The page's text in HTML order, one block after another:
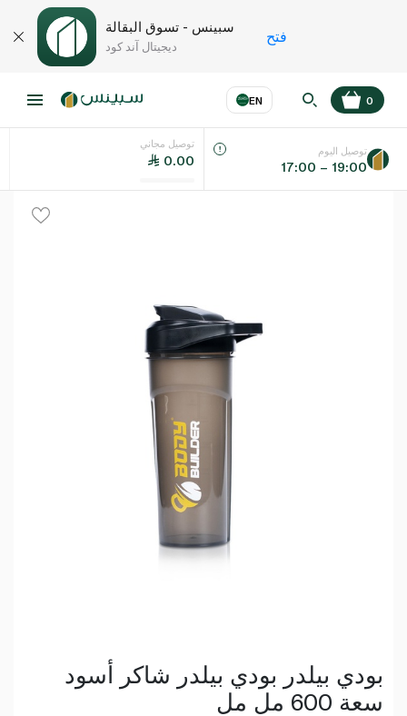
سبينس - تسوق البقالة
ديجيتال آند كود
فتح
EN
اللغة عر
0
توصيل مجاني
0.00
توصيل اليوم
17:00 – 19:00
بودي بيلدر بودي بيلدر شاكر أسود
سعة 600 مل مل